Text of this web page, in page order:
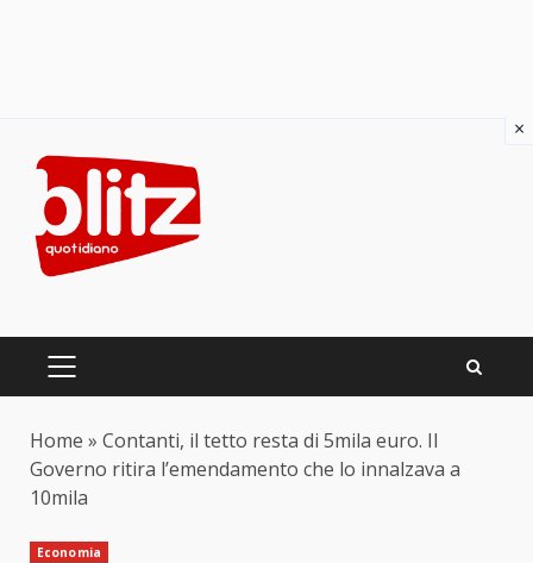
content
PRIMARY
Home » Contanti, il tetto resta di 5mila euro. Il
Governo ritira l’emendamento che lo innalzava a
10mila
Economia
×